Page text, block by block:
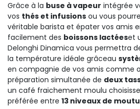
Grâce à la buse à vapeur intégrée
vos thés et infusions ou vous
véritable barista et épater vos amis
facilement des boissons lactéeset
Delonghi Dinamica vous permettra
la température idéale grâceau
en compagnie de vos amis comme
préparation simultanée de deux
un café fraichement moulu
préférée entre 13 niveaux de